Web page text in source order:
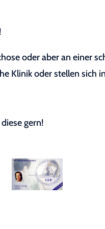
oder aber an einer
Klinik oder stellen sich
gern!